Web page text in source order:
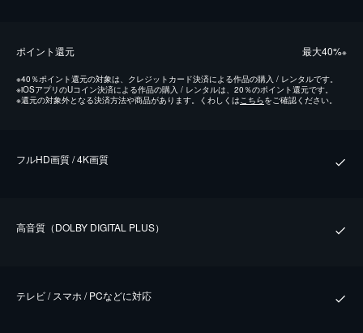
ポイント還元 最⼤40%※
※40％ポイント還元の対象は、クレジットカード決済による作品の購入 / レンタルです。
※iOSアプリのUコイン決済による作品の購入 / レンタルは、20％のポイント還元です。
※還元の対象外となる決済方法や商品があります。くわしくはこちらをご確認ください。
フルHD画質 / 4K画質
⾼⾳質（DOLBY DIGITAL PLUS）
テレビ / スマホ / PCなどに対応